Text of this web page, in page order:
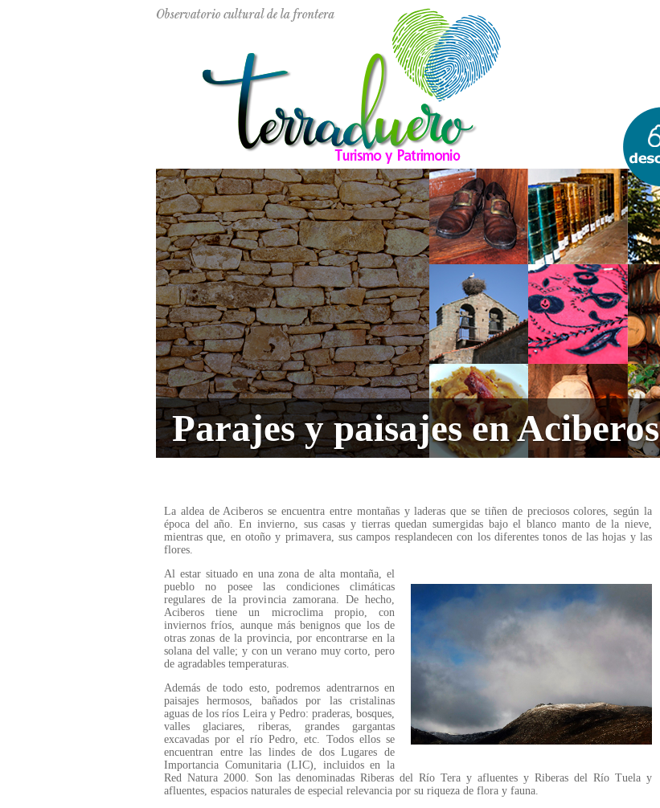
Parajes y paisajes en Aciberos
La aldea de Aciberos se encuentra entre montañas y laderas que se tiñen de preciosos colores, según la
época del año. En invierno, sus casas y tierras quedan sumergidas bajo el blanco manto de la nieve,
mientras que, en otoño y primavera, sus campos resplandecen con los diferentes tonos de las hojas y las
flores.
Al estar situado en una zona de alta montaña, el
pueblo no posee las condiciones climáticas
regulares de la provincia zamorana. De hecho,
Aciberos tiene un microclima propio, con
inviernos fríos, aunque más benignos que los de
otras zonas de la provincia, por encontrarse en la
solana del valle; y con un verano muy corto, pero
de agradables temperaturas.
Además de todo esto, podremos adentrarnos en
paisajes hermosos, bañados por las cristalinas
aguas de los ríos Leira y Pedro: praderas, bosques,
valles glaciares, riberas, grandes gargantas
excavadas por el río Pedro, etc. Todos ellos se
encuentran entre las lindes de dos Lugares de
Importancia Comunitaria (LIC), incluidos en la
Red Natura 2000. Son las denominadas Riberas del Río Tera y afluentes y Riberas del Río Tuela y
afluentes, espacios naturales de especial relevancia por su riqueza de flora y fauna.